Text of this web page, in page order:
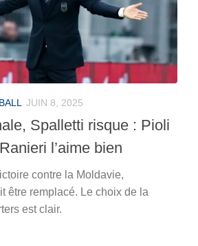
JUIN 8, 2025
Spalletti risque : Pioli
l’aime bien
contre la Moldavie,
être remplacé. Le choix de la
est clair.